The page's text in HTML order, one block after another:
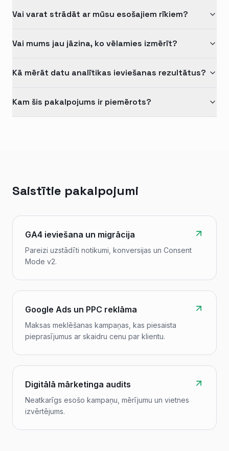
Vai varat strādāt ar mūsu esošajiem rīkiem?
Vai mums jau jāzina, ko vēlamies izmērīt?
Kā mērāt datu analītikas ieviešanas rezultātus?
Kam šis pakalpojums ir piemērots?
Saistītie pakalpojumi
GA4 ieviešana un migrācija
Pareizi uzstādīti notikumi, konversijas un Consent
Mode v2.
Google Ads un PPC reklāma
Maksas meklēšanas kampaņas, kas piesaista
pieprasījumus ar skaidru cenu par klientu.
Digitālā mārketinga audits
Neatkarīgs esošo kampaņu, mērījumu un vietnes
izvērtējums.